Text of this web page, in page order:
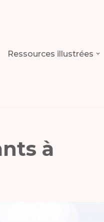
Ressources illustrées
à